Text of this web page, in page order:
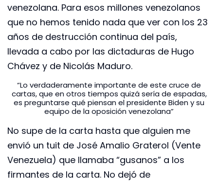
venezolana. Para esos millones venezolanos
que no hemos tenido nada que ver con los 23
años de destrucción continua del país,
llevada a cabo por las dictaduras de Hugo
Chávez y de Nicolás Maduro.
“Lo verdaderamente importante de este cruce de
cartas, que en otros tiempos quizá sería de espadas,
es preguntarse qué piensan el presidente Biden y su
equipo de la oposición venezolana”
No supe de la carta hasta que alguien me
envió un tuit de José Amalio Graterol (Vente
Venezuela) que llamaba “gusanos” a los
firmantes de la carta. No dejó de